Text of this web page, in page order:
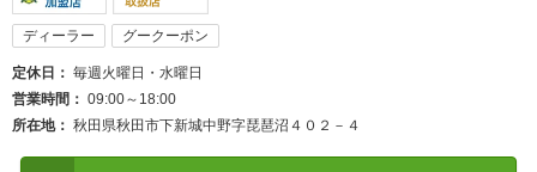
ディーラー グークーポン
定休日
毎週火曜日・水曜日
営業時間
09:00～18:00
所在地
秋田県秋田市下新城中野字琵琶沼４０２－４